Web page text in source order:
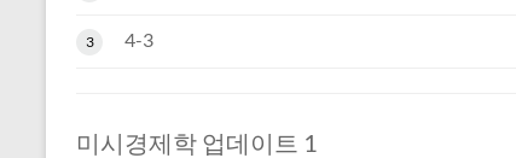
3 4-3
미시경제학 업데이트 1